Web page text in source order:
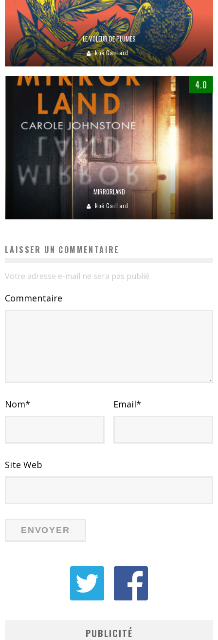
LE VOLEUR DE PLUMES
Noé Gaillard
4.0
MIRRORLAND
Noé Gaillard
LAISSER UN COMMENTAIRE
Votre adresse e-mail ne sera pas publié.
Commentaire
Nom* Email*
Site Web
PUBLICITÉ